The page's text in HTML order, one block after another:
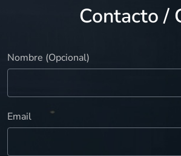
Contacto /
Nombre (Opcional)
Email